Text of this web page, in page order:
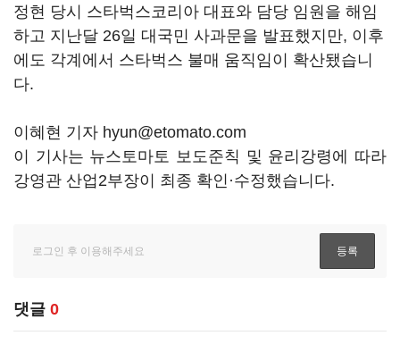
정현 당시 스타벅스코리아 대표와 담당 임원을 해임
하고 지난달 26일 대국민 사과문을 발표했지만, 이후
에도 각계에서 스타벅스 불매 움직임이 확산됐습니
다.
이혜현 기자 hyun@etomato.com
이 기사는 뉴스토마토 보도준칙 및 윤리강령에 따라
강영관 산업2부장이 최종 확인·수정했습니다.
댓글 0